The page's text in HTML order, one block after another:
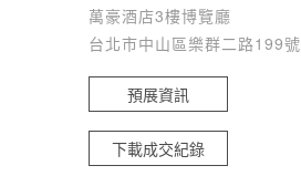
萬豪酒店3樓博覽廳
台北市中山區樂群二路199號
預展資訊
下載成交紀錄